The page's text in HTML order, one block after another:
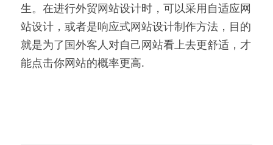
生。在进行外贸网站设计时，可以采用自适应网
站设计，或者是响应式网站设计制作方法，目的
就是为了国外客人对自己网站看上去更舒适，才
能点击你网站的概率更高.